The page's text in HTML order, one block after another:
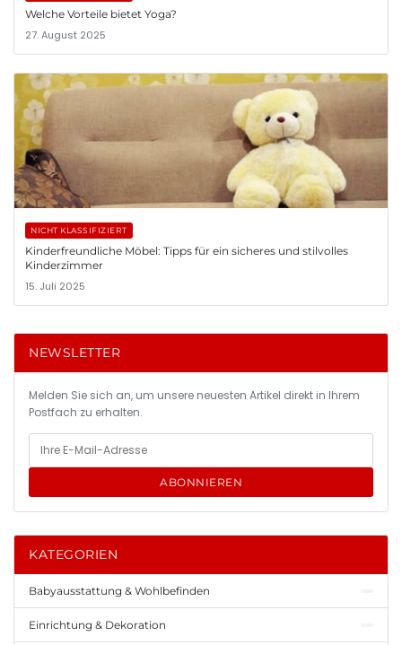
Welche Vorteile bietet Yoga?
27. August 2025
NICHT KLASSIFIZIERT
Kinderfreundliche Möbel: Tipps für ein sicheres und stilvolles
Kinderzimmer
15. Juli 2025
NEWSLETTER
Melden Sie sich an, um unsere neuesten Artikel direkt in Ihrem
Postfach zu erhalten.
ABONNIEREN
KATEGORIEN
Babyausstattung & Wohlbefinden
Einrichtung & Dekoration